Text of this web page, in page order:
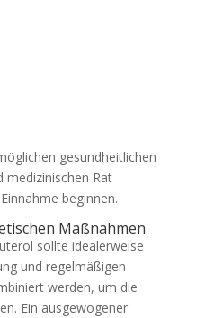
gesundheitlichen
medizinischen Rat
beginnen.
Maßnahmen
sollte idealerweise
und regelmäßigen
werden, um die
Ein ausgewogener